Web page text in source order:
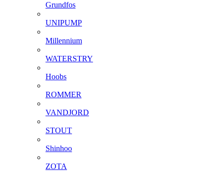
Grundfos
UNIPUMP
Millennium
WATERSTRY
Hoobs
ROMMER
VANDJORD
STOUT
Shinhoo
ZOTA